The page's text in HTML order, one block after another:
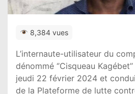
8,384 vues
L’internaute-utilisateur du
dénommé ‘’Cisqueau
jeudi 22 février 2024 et
de la Plateforme de lutte